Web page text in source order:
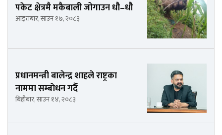
पकेट क्षेत्रमै मकैबाली जोगाउन धौ–धौ
आइतबार, साउन १७, २०८३
प्रधानमन्त्री बालेन्द्र शाहले राष्ट्रका
नाममा सम्बाेधन गर्दै
बिहीबार, साउन १४, २०८३